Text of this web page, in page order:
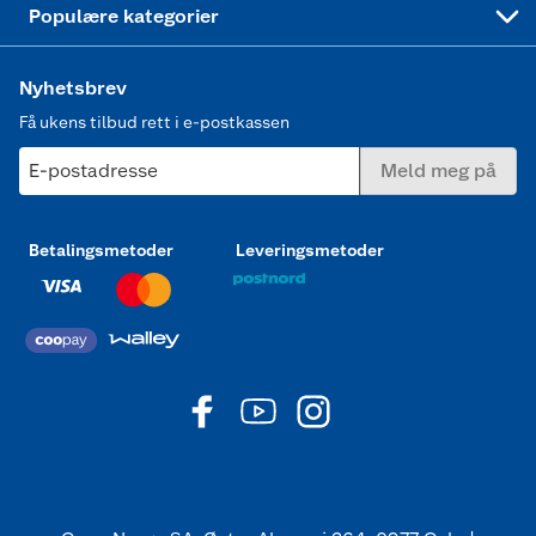
Populære kategorier
Nyhetsbrev
Få ukens tilbud rett i e-postkassen
E-postadresse Meld meg på
Betalingsmetoder Leveringsmetoder